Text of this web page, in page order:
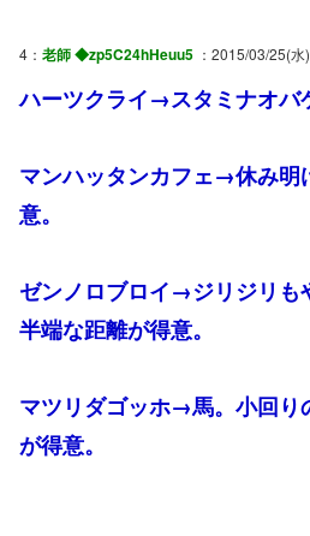
4： 老師 ◆zp5C24hHeuu5 ：2015/03/25(
ハーツクライ→スタミナオバ
マンハッタンカフェ→休み明
意。
ゼンノロブロイ→ジリジリも
半端な距離が得意。
マツリダゴッホ→馬。小回り
が得意。